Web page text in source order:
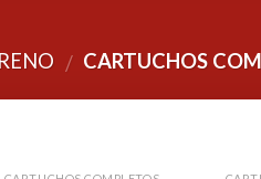
/ CARTUCHOS